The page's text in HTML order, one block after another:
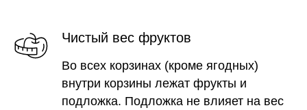
Чистый вес фруктов
Во всех корзинах (кроме ягодных)
внутри корзины лежат фрукты и
подложка. Подложка не влияет на вес